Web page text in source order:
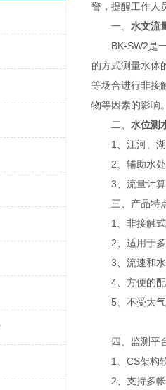
警，提醒工作人
一、 水文流
BK-SW2是一
的方式测量水体
等场合进行非接
物等因素的影响。
二、 水位测
1、江河、湖
2、辅助水处
3、流量计算
三、产品特
1、非接触式
2、适用于多
3、流速和水
4、方便的配
5、不受大气
四、监测平
1、CS架构软
2、支持多帐